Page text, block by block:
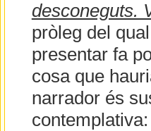
desconeguts.
pròleg del
presentar fa
cosa que
narrador és